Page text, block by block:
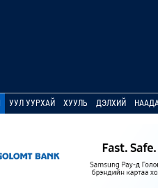
УУЛ УУРХАЙ ХУУЛЬ ДЭЛХИЙ